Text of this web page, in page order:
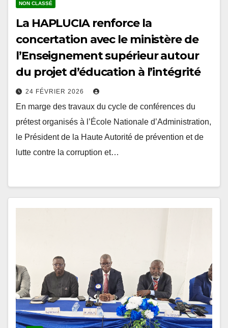
NON CLASSÉ
La HAPLUCIA renforce la
concertation avec le ministère de
l’Enseignement supérieur autour
du projet d’éducation à l’intégrité
24 FÉVRIER 2026
En marge des travaux du cycle de conférences du
prétest organisés à l’École Nationale d’Administration,
le Président de la Haute Autorité de prévention et de
lutte contre la corruption et…